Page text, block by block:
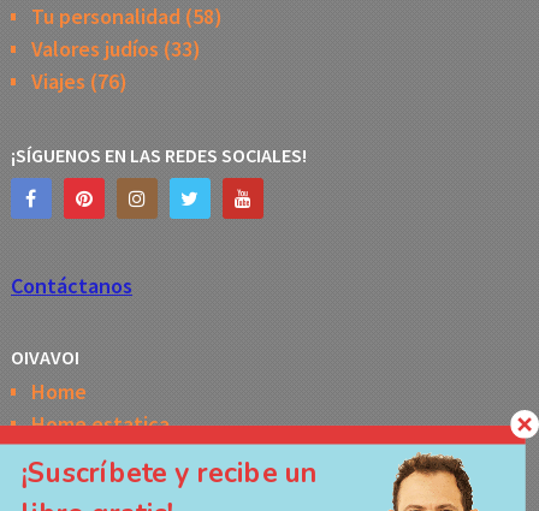
Tu personalidad(58)
Valores judíos (33)
Viajes (76)
¡SÍGUENOS EN LAS REDES SOCIALES!
Contáctanos
OIVAVOI
Home
Home estatica
Horóscopo semanal de la Kabbalah
Memes
¡Suscríbete y recibe un